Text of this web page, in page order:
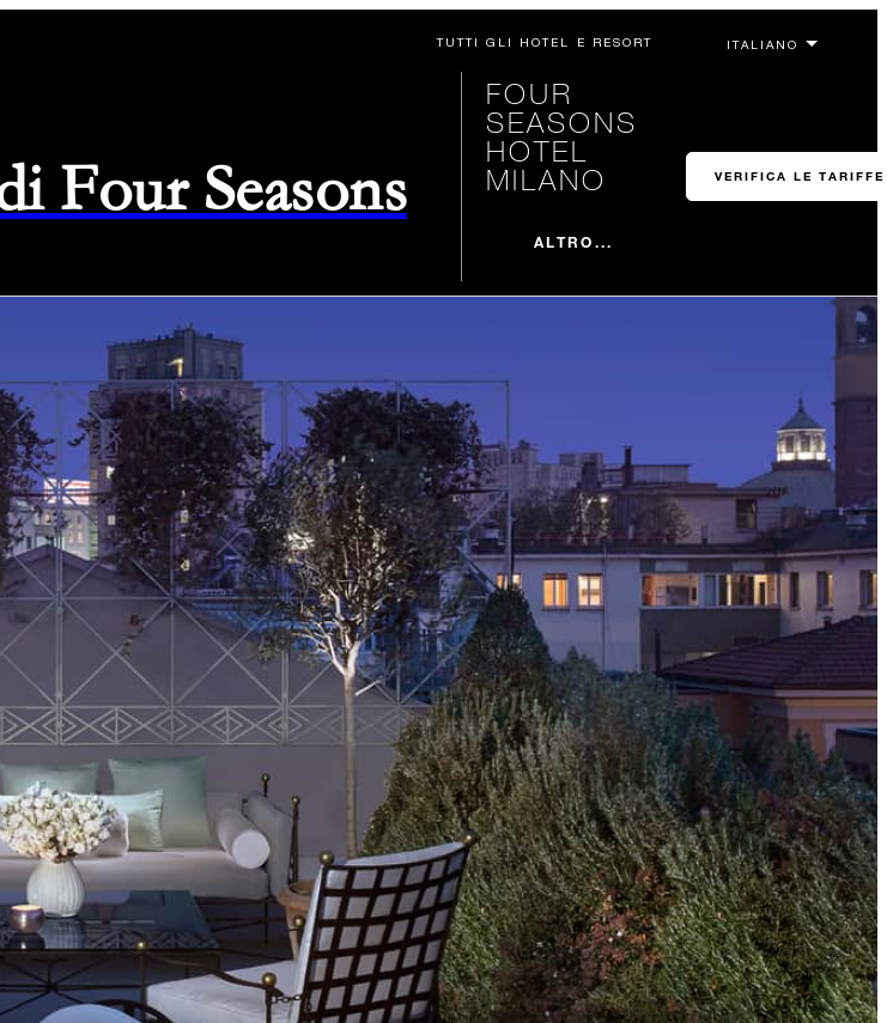
TUTTI GLI HOTEL E RESORT
Four Seasons
FOUR
SEASONS
HOTEL
MILANO
ALTRO...
VERIFICA LE TARIFFE